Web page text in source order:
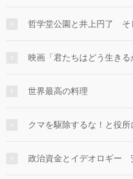
哲学堂公園と井上円了 そ
映画「君たちはどう生きる
世界最高の料理
クマを駆除するな！と役
政治資金とイデオロギー